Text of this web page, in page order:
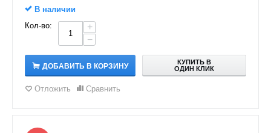
В наличии
Кол-во:
+
−
ДОБАВИТЬ В КОРЗИНУ
КУПИТЬ В
ОДИН КЛИК
Отложить Сравнить